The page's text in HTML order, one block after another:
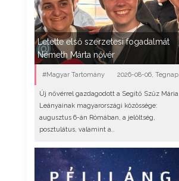
Letette első szerzetesi fogadalmát
Németh Márta nővér
#Magyar Tartomány 2026-08-06, Tegnap
Új nővérrel gazdagodott a Segítő Szűz Mária
Leányainak magyarországi közössége:
augusztus 6-án Rómában, a jelöltség,
posztulátus, valamint a..